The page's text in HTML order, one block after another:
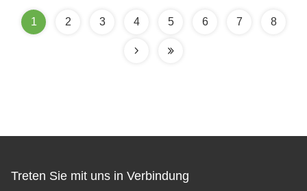
1 2 3 4 5 6 7 8
Treten Sie mit uns in Verbindung